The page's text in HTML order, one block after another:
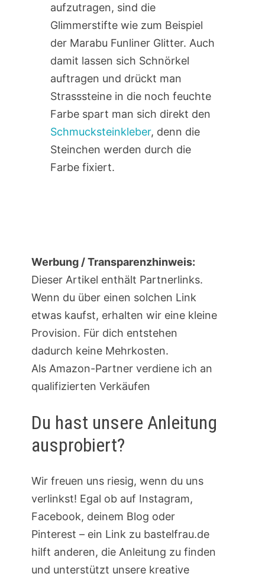
aufzutragen, sind die
Glimmerstifte wie zum Beispiel
der Marabu Funliner Glitter. Auch
damit lassen sich Schnörkel
auftragen und drückt man
Strasssteine in die noch feuchte
Farbe spart man sich direkt den
Schmucksteinkleber, denn die
Steinchen werden durch die
Farbe fixiert.
Werbung / Transparenzhinweis:
Dieser Artikel enthält Partnerlinks.
Wenn du über einen solchen Link
etwas kaufst, erhalten wir eine kleine
Provision. Für dich entstehen
dadurch keine Mehrkosten.
Als Amazon-Partner verdiene ich an
qualifizierten Verkäufen
Du hast unsere Anleitung
ausprobiert?
Wir freuen uns riesig, wenn du uns
verlinkst! Egal ob auf Instagram,
Facebook, deinem Blog oder
Pinterest – ein Link zu bastelfrau.de
hilft anderen, die Anleitung zu finden
und unterstützt unsere kreative